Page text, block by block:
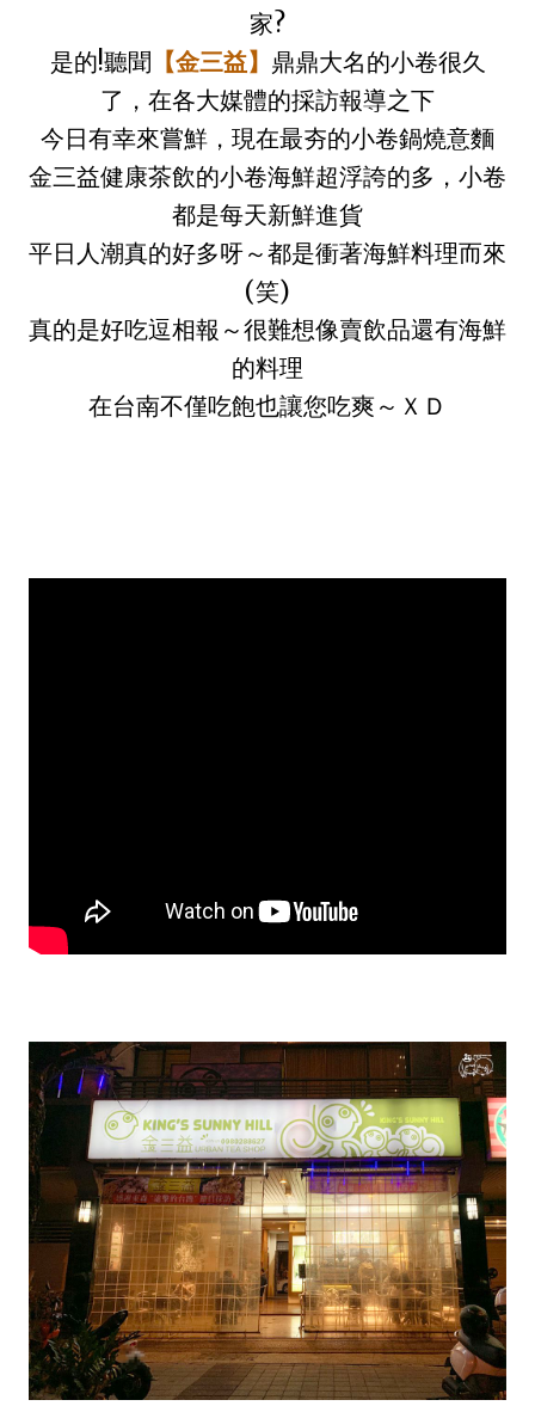
家?
是的!聽聞 【金三益】 鼎鼎大名的小卷很久
了，在各大媒體的採訪報導之下
今日有幸來嘗鮮，現在最夯的小卷鍋燒意麵
金三益健康茶飲的小卷海鮮超浮誇的多，小卷
都是每天新鮮進貨
平日人潮真的好多呀～都是衝著海鮮料理而來
(笑)
真的是好吃逗相報～很難想像賣飲品還有海鮮
的料理
在台南不僅吃飽也讓您吃爽～ＸＤ